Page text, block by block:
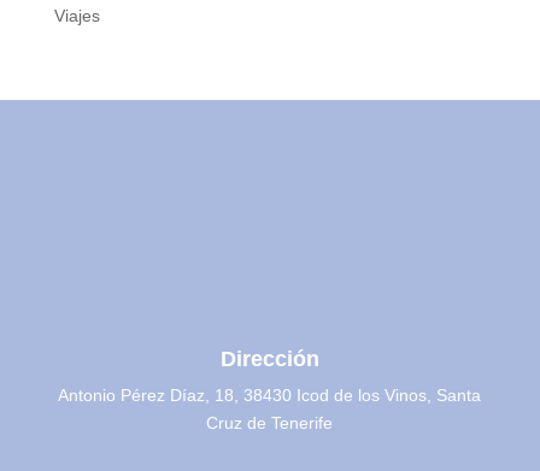
Viajes
Dirección
Antonio Pérez Díaz, 18, 38430 Icod de los Vinos, Santa
Cruz de Tenerife